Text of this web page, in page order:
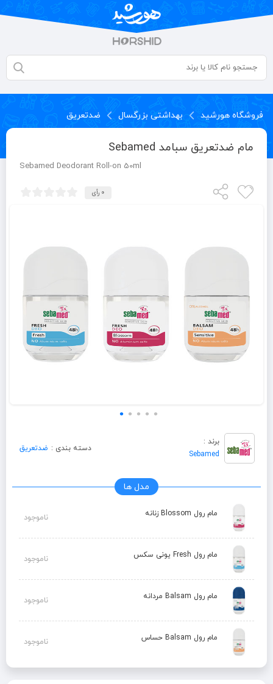
فروشگاه هورشید بهداشتی بزرگسال ضدتعریق
مام ضدتعریق سبامد Sebamed
Sebamed Deodorant Roll-on 50ml
0 رأی
برند :
Sebamed
دسته بندی : ضدتعریق
مدل ها
مام رول Blossom زنانه ناموجود
مام رول Fresh یونی سکس ناموجود
مام رول Balsam مردانه ناموجود
مام رول Balsam حساس ناموجود